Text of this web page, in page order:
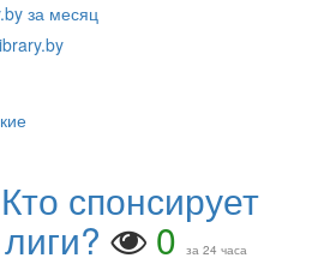
за месяц
Кто спонсирует
0 за 24 часа